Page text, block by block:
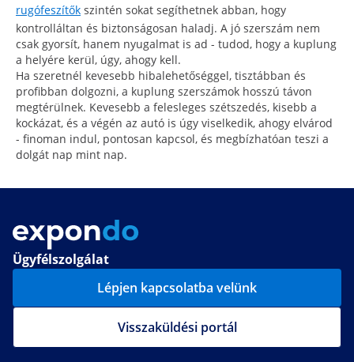
rugófeszítők szintén sokat segíthetnek abban, hogy
kontrolláltan és biztonságosan haladj. A jó szerszám nem
csak gyorsít, hanem nyugalmat is ad - tudod, hogy a kuplung
a helyére kerül, úgy, ahogy kell.
Ha szeretnél kevesebb hibalehetőséggel, tisztábban és
profibban dolgozni, a kuplung szerszámok hosszú távon
megtérülnek. Kevesebb a felesleges szétszedés, kisebb a
kockázat, és a végén az autó is úgy viselkedik, ahogy elvárod
- finoman indul, pontosan kapcsol, és megbízhatóan teszi a
dolgát nap mint nap.
Ügyfélszolgálat
Lépjen kapcsolatba velünk
Visszaküldési portál